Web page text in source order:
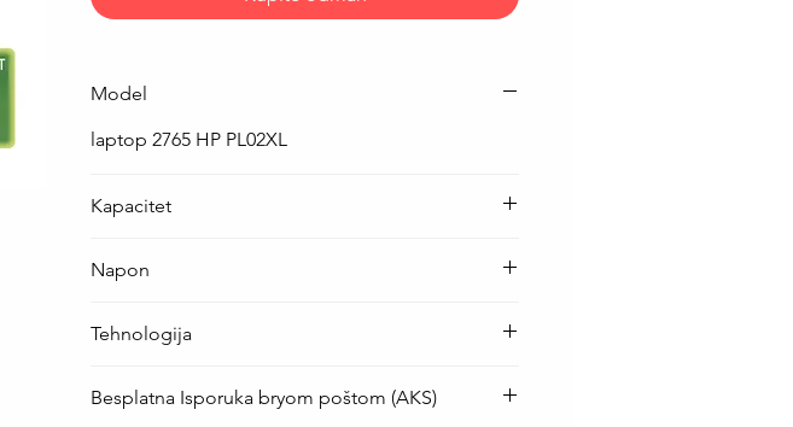
Model
laptop 2765 HP PL02XL
Kapacitet
Napon
Tehnologija
Besplatna Isporuka bryom poštom (AKS)